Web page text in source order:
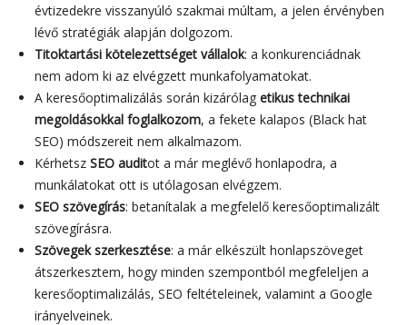
évtizedekre visszanyúló szakmai múltam, a jelen érvényben
lévő stratégiák alapján dolgozom.
Titoktartási kötelezettséget vállalok: a konkurenciádnak
nem adom ki az elvégzett munkafolyamatokat.
A keresőoptimalizálás során kizárólagetikus technikai
megoldásokkal foglalkozom, a fekete kalapos (Black hat
SEO) módszereit nem alkalmazom.
KérhetszSEO auditot a már meglévő honlapodra, a
munkálatokat ott is utólagosan elvégzem.
SEO szövegírás: betanítalak a megfelelő keresőoptimalizált
szövegírásra.
Szövegek szerkesztése: a már elkészült honlapszöveget
átszerkesztem, hogy minden szempontból megfeleljen a
keresőoptimalizálás, SEO feltételeinek, valamint a Google
irányelveinek.